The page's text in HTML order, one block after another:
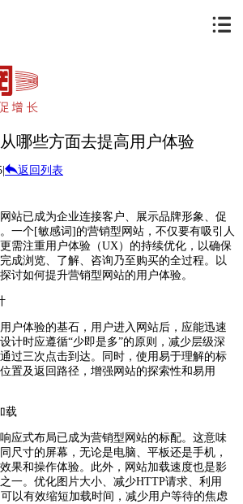
哪些方面去提高用户体验
返回列表
站已成为企业连接客户、展示品牌形象、促
一个[敏感词]的营销型网站，不仅要有吸引人
需注重用户体验（UX）的持续优化，以确保
成浏览、了解、咨询乃至购买的全过程。以
讨如何提升营销型网站的用户体验。
户体验的基石，用户进入网站后，应能迅速
计时应遵循“少即是多”的原则，减少层级深
过三次点击到达。同时，使用易于理解的标
置及返回路径，增强网站的探索性和易用
载
应式布局已成为营销型网站的标配。这意味
尺寸的屏幕，无论是电脑、平板还是手机，
果和操作体验。此外，网站加载速度也是影
一。优化图片大小、减少HTTP请求、利用
以有效缩短加载时间，减少用户等待的焦虑